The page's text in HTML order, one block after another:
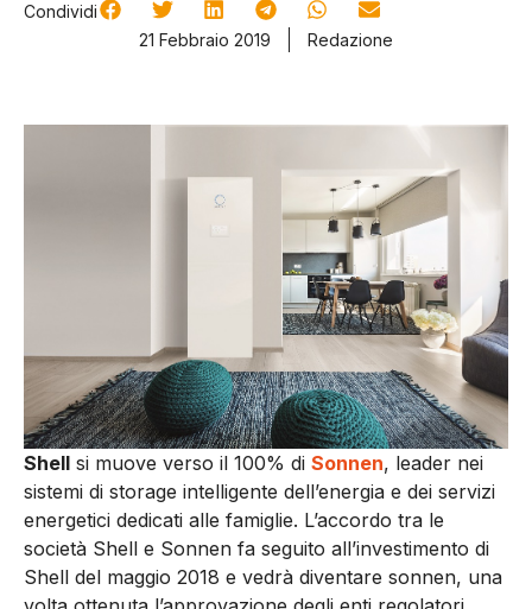
Condividi
21 Febbraio 2019
Redazione
Shell si muove verso il 100% di Sonnen, leader nei
sistemi di storage intelligente dell’energia e dei servizi
energetici dedicati alle famiglie. L’accordo tra le
società Shell e Sonnen fa seguito all’investimento di
Shell del maggio 2018 e vedrà diventare sonnen, una